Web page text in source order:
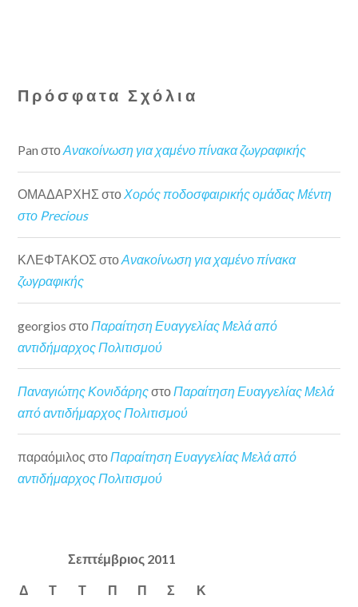
Πρόσφατα Σχόλια
Pan στοΑνακοίνωση για χαμένο πίνακα ζωγραφικής
ΟΜΑΔΑΡΧΗΣ στοΧορός ποδοσφαιρικής ομάδας Μέντη
στο Precious
ΚΛΕΦΤΑΚΟΣ στοΑνακοίνωση για χαμένο πίνακα
ζωγραφικής
georgios στο Παραίτηση Ευαγγελίας Μελά από
αντιδήμαρχος Πολιτισμού
Παναγιώτης Κονιδάρηςστο Παραίτηση Ευαγγελίας Μελά
από αντιδήμαρχος Πολιτισμού
παραόμιλος στοΠαραίτηση Ευαγγελίας Μελά από
αντιδήμαρχος Πολιτισμού
Σεπτέμβριος 2011
Δ Τ Τ Π Π Σ Κ